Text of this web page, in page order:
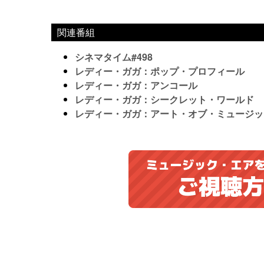
関連番組
シネマタイム#498
レディー・ガガ：ポップ・プロフィール
レディー・ガガ：アンコール
レディー・ガガ：シークレット・ワールド
レディー・ガガ：アート・オブ・ミュージ